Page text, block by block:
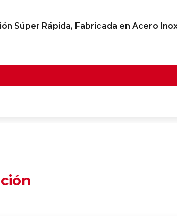
Súper Rápida, Fabricada en Acero